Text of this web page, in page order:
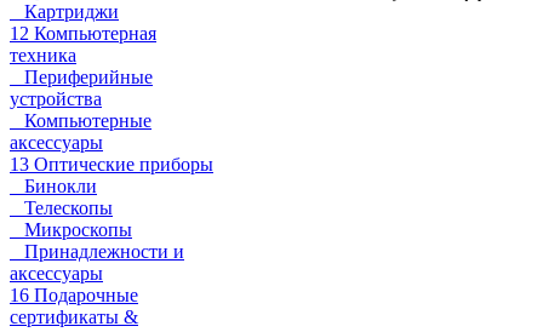
Картриджи
12 Компьютерная
техника
Периферийные
устройства
Компьютерные
аксессуары
13 Оптические приборы
Бинокли
Телескопы
Микроскопы
Принадлежности и
аксессуары
16 Подарочные
сертификаты &